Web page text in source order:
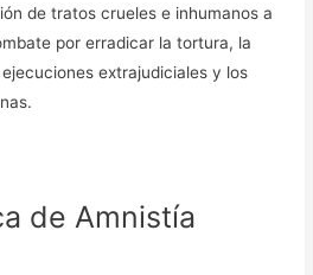
de tratos crueles e inhumanos a
por erradicar la tortura, la
extrajudiciales y los
de Amnistía